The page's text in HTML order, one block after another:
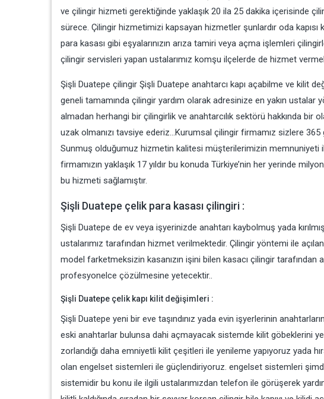
ve çilingir hizmeti gerektiğinde yaklaşık 20 ila 25 dakika içerisinde
sürece. Çilingir hizmetimizi kapsayan hizmetler şunlardır oda
para kasası gibi eşyalarınızın arıza tamiri veya açma işlemleri
çilingir servisleri yapan ustalarımız komşu ilçelerde de hizmet
Şişli Duatepe çilingir Şişli Duatepe anahtarcı kapı açabilme ve kilit
geneli tamamında çilingir yardım olarak adresinize en yakın ustalar
almadan herhangi bir çilingirlik ve anahtarcılık sektörü hakkında bir
uzak olmanızı tavsiye ederiz…Kurumsal çilingir firmamız sizlere
Sunmuş olduğumuz hizmetin kalitesi müşterilerimizin memnuniyeti
firmamızın yaklaşık 17 yıldır bu konuda Türkiye’nin her yerinde
bu hizmeti sağlamıştır.
Şişli Duatepe çelik para kasası çilingiri :
Şişli Duatepe de ev veya işyerinizde anahtarı kaybolmuş yada
ustalarımız tarafından hizmet verilmektedir. Çilingir yöntemi ile
model farketmeksizin kasanızın işini bilen kasacı çilingir tarafından
profesyonelce çözülmesine yetecektir..
Şişli Duatepe çelik kapı kilit değişimleri :
Şişli Duatepe yeni bir eve taşındınız yada evin işyerlerinin
eski anahtarlar bulunsa dahi açmayacak sistemde kilit göbeklerini
zorlandığı daha emniyetli kilit çeşitleri ile yenileme yapıyoruz yada
olan engelset sistemleri ile güçlendiriyoruz. engelset sistemleri
sistemidir bu konu ile ilgili ustalarımızdan telefon ile görüşerek